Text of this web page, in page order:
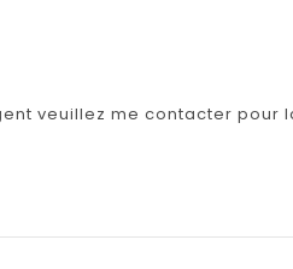
veuillez me contacter pour